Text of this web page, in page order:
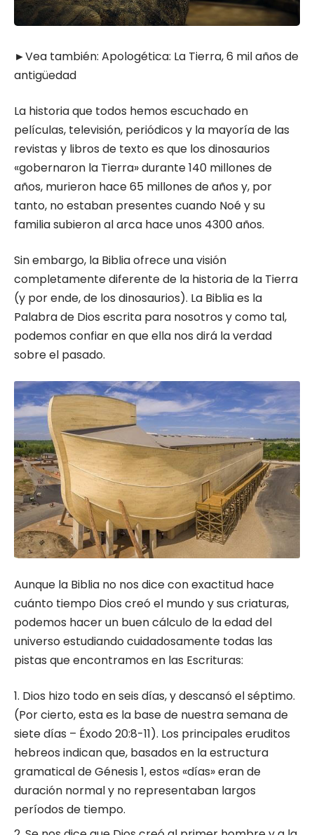
►Vea también: Apologética: La Tierra, 6 mil años de
antigüedad
La historia que todos hemos escuchado en
películas, televisión, periódicos y la mayoría de las
revistas y libros de texto es que los dinosaurios
«gobernaron la Tierra» durante 140 millones de
años, murieron hace 65 millones de años y, por
tanto, no estaban presentes cuando Noé y su
familia subieron al arca hace unos 4300 años.
Sin embargo, la Biblia ofrece una visión
completamente diferente de la historia de la Tierra
(y por ende, de los dinosaurios). La Biblia es la
Palabra de Dios escrita para nosotros y como tal,
podemos confiar en que ella nos dirá la verdad
sobre el pasado.
Aunque la Biblia no nos dice con exactitud hace
cuánto tiempo Dios creó el mundo y sus criaturas,
podemos hacer un buen cálculo de la edad del
universo estudiando cuidadosamente todas las
pistas que encontramos en las Escrituras:
Dios hizo todo en seis días, y descansó el séptimo.
(Por cierto, esta es la base de nuestra semana de
siete días – Éxodo 20:8-11). Los principales eruditos
hebreos indican que, basados ​​en la estructura
gramatical de Génesis 1, estos «días» eran de
duración normal y no representaban largos
períodos de tiempo.